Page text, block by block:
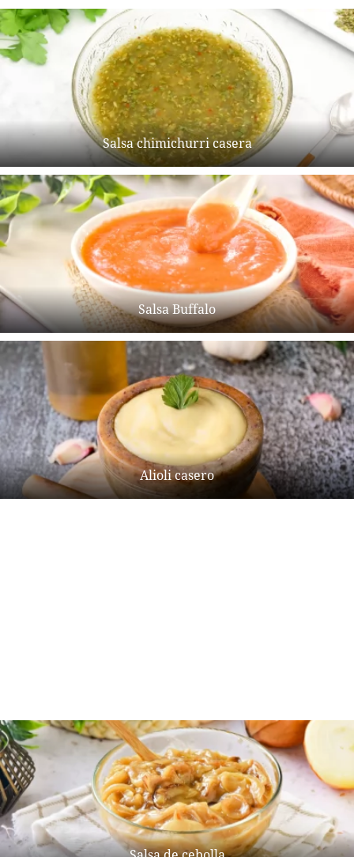
Salsa chimichurri casera
Salsa Buffalo
Alioli casero